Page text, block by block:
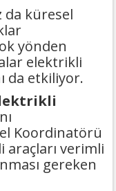
da küresel
yönden
elektrikli
da etkiliyor.
Koordinatörü
araçları verimli
gereken